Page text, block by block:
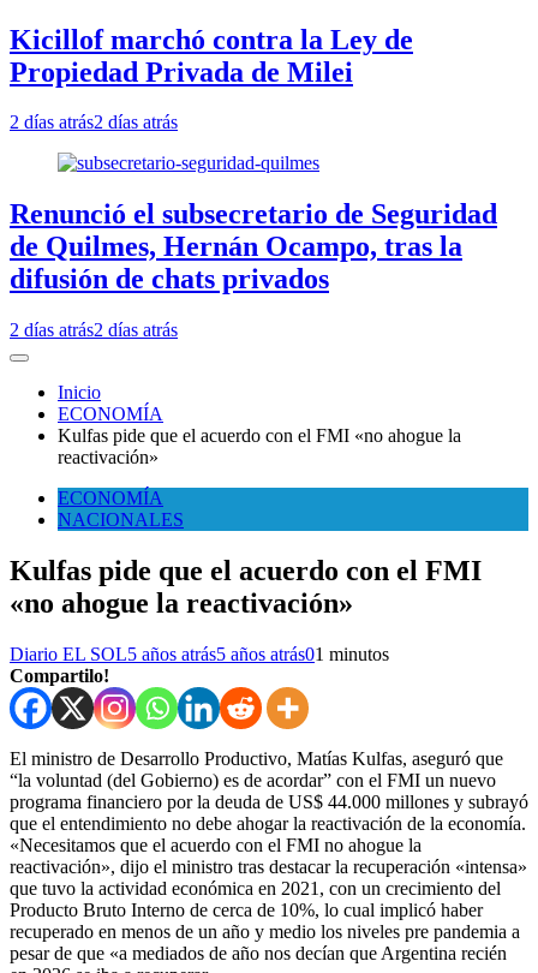
Kicillof marchó contra la Ley de
Propiedad Privada de Milei
2 días atrás2 días atrás
Renunció el subsecretario de Seguridad
de Quilmes, Hernán Ocampo, tras la
difusión de chats privados
2 días atrás2 días atrás
Inicio
ECONOMÍA
Kulfas pide que el acuerdo con el FMI «no ahogue la
reactivación»
ECONOMÍA
NACIONALES
Kulfas pide que el acuerdo con el FMI
«no ahogue la reactivación»
Diario EL SOL5 años atrás5 años atrás01 minutos
Compartilo!
El ministro de Desarrollo Productivo, Matías Kulfas, aseguró que
“la voluntad (del Gobierno) es de acordar” con el FMI un nuevo
programa financiero por la deuda de US$ 44.000 millones y subrayó
que el entendimiento no debe ahogar la reactivación de la economía.
«Necesitamos que el acuerdo con el FMI no ahogue la
reactivación», dijo el ministro tras destacar la recuperación «intensa»
que tuvo la actividad económica en 2021, con un crecimiento del
Producto Bruto Interno de cerca de 10%, lo cual implicó haber
recuperado en menos de un año y medio los niveles pre pandemia a
pesar de que «a mediados de año nos decían que Argentina recién